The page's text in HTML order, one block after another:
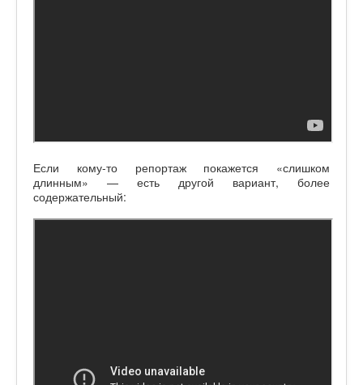
Если кому-то репортаж покажется «слишком
длинным» — есть другой вариант, более
содержательный: